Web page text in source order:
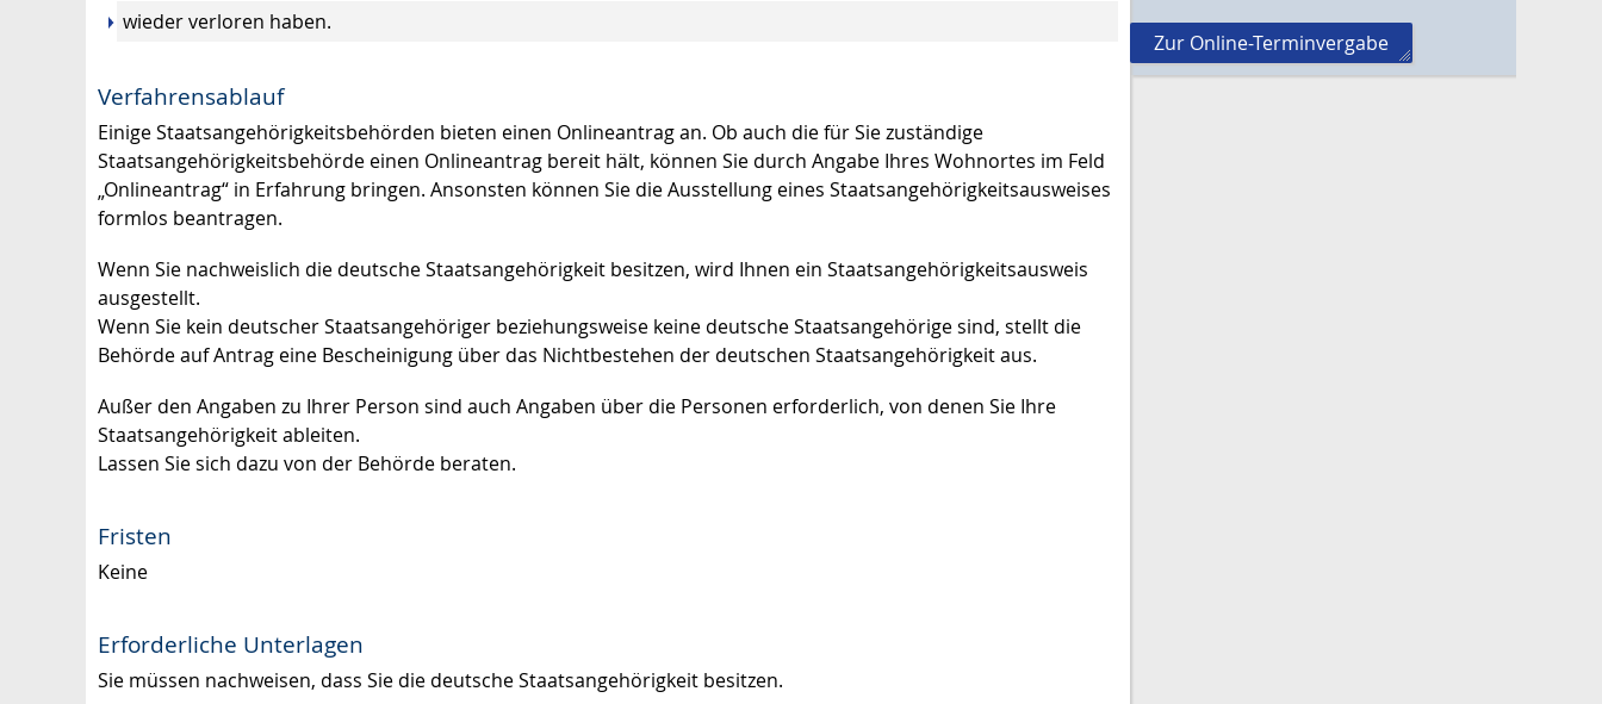
wieder verloren haben.
Verfahrensablauf
Einige Staatsangehörigkeitsbehörden bieten einen Onlineantrag an. Ob auch die für Sie zuständige
Staatsangehörigkeitsbehörde einen Onlineantrag bereit hält, können Sie durch Angabe Ihres Wohnortes im Feld
„Onlineantrag“ in Erfahrung bringen. Ansonsten können Sie die Ausstellung eines Staatsangehörigkeitsausweises
formlos beantragen.
Wenn Sie nachweislich die deutsche Staatsangehörigkeit besitzen, wird Ihnen ein Staatsangehörigkeitsausweis
ausgestellt.
Wenn Sie kein deutscher Staatsangehöriger beziehungsweise keine deutsche Staatsangehörige sind, stellt die
Behörde auf Antrag eine Bescheinigung über das Nichtbestehen der deutschen Staatsangehörigkeit aus.
Außer den Angaben zu Ihrer Person sind auch Angaben über die Personen erforderlich, von denen Sie Ihre
Staatsangehörigkeit ableiten.
Lassen Sie sich dazu von der Behörde beraten.
Fristen
Keine
Erforderliche Unterlagen
Sie müssen nachweisen, dass Sie die deutsche Staatsangehörigkeit besitzen.
Zur Online-Terminvergabe